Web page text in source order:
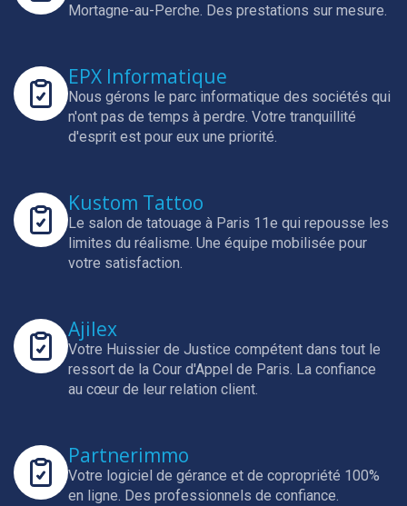
Mortagne-au-Perche. Des prestations sur mesure.
EPX Informatique
Nous gérons le parc informatique des sociétés qui
n'ont pas de temps à perdre. Votre tranquillité
d'esprit est pour eux une priorité.
Kustom Tattoo
Le salon de tatouage à Paris 11e qui repousse les
limites du réalisme. Une équipe mobilisée pour
votre satisfaction.
Ajilex
Votre Huissier de Justice compétent dans tout le
ressort de la Cour d'Appel de Paris. La confiance
au cœur de leur relation client.
Partnerimmo
Votre logiciel de gérance et de copropriété 100%
en ligne. Des professionnels de confiance.